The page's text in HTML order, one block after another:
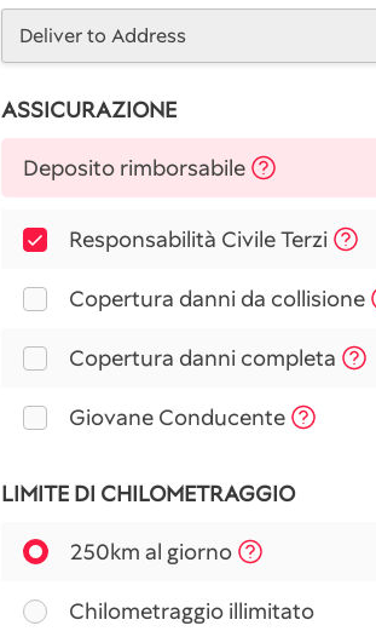
Deliver to Address
ASSICURAZIONE
Deposito rimborsabile
Responsabilità Civile Terzi
Copertura danni da collisione
Copertura danni completa
Giovane Conducente
LIMITE DI CHILOMETRAGGIO
250km al giorno
Chilometraggio illimitato